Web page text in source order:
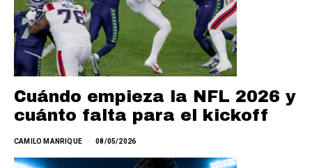
Cuándo empieza la NFL 2026 y
cuánto falta para el kickoff
CAMILO MANRIQUE 08/05/2026